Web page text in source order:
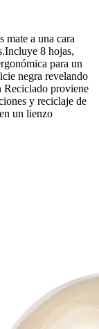
mate a una cara
8 hojas,
para un
negra revelando
Reciclado proviene
y reciclaje de
un lienzo